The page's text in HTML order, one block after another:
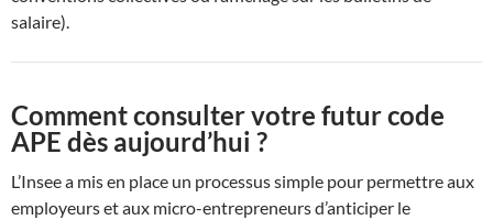
salaire).
Comment consulter votre futur code
APE dès aujourd’hui ?
L’Insee a mis en place un processus simple pour permettre aux
employeurs et aux micro-entrepreneurs d’anticiper le